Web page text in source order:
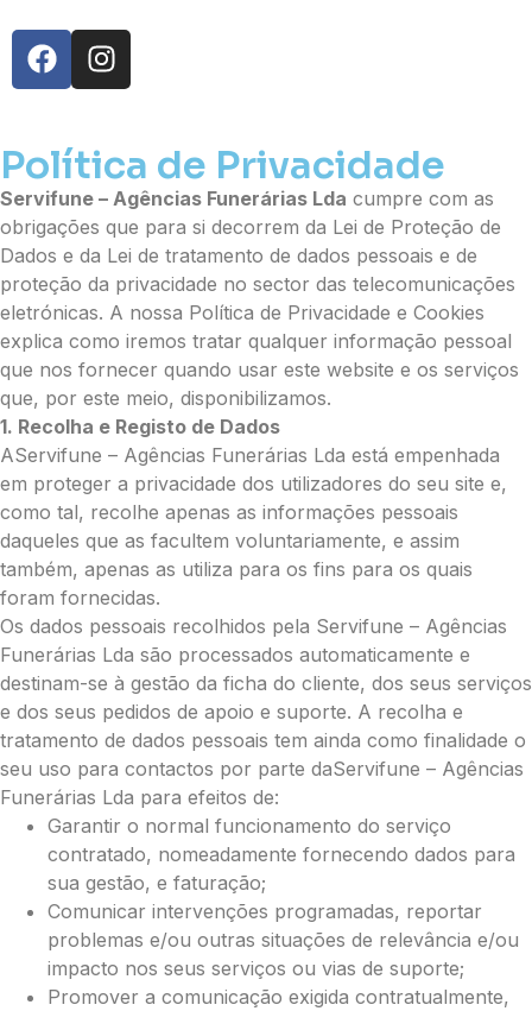
Opção 1 (€25)
Opção 3 (€35)
Opção 6 (€50)
Opção 7 (€55)
Opção 8 (€60)
Opção 9 (€65)
Palma:
Pequena (€85)
Média (€100)
Grande (€115)
Cruz:
Pequena (€85)
Média (€100)
Grande (€115)
Coração:
Pequena (€85)
Média (€100)
Grande (€115)
Coroa:
Mini (€75)
Pequena (€85)
Média (€100)
Grande (€115)
O seu nome *
Contacto telefónico*
O seu email*
Política de Privacidade
Servifune – Agências Funerárias Lda cumpre com as
obrigações que para si decorrem da Lei de Proteção de
Dados e da Lei de tratamento de dados pessoais e de
proteção da privacidade no sector das telecomunicações
eletrónicas. A nossa Política de Privacidade e Cookies
explica como iremos tratar qualquer informação pessoal
que nos fornecer quando usar este website e os serviços
que, por este meio, disponibilizamos.
1. Recolha e Registo de Dados
AServifune – Agências Funerárias Lda está empenhada
em proteger a privacidade dos utilizadores do seu site e,
como tal, recolhe apenas as informações pessoais
daqueles que as facultem voluntariamente, e assim
também, apenas as utiliza para os fins para os quais
foram fornecidas.
Os dados pessoais recolhidos pela Servifune – Agências
Funerárias Lda são processados automaticamente e
destinam-se à gestão da ficha do cliente, dos seus serviços
e dos seus pedidos de apoio e suporte. A recolha e
tratamento de dados pessoais tem ainda como finalidade o
seu uso para contactos por parte daServifune – Agências
Funerárias Lda para efeitos de:
Garantir o normal funcionamento do serviço
contratado, nomeadamente fornecendo dados para
sua gestão, e faturação;
Comunicar intervenções programadas, reportar
problemas e/ou outras situações de relevância e/ou
impacto nos seus serviços ou vias de suporte;
Promover a comunicação exigida contratualmente,